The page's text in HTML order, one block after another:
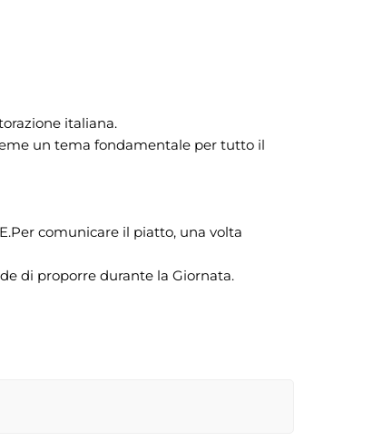
italiana.
un tema fondamentale per tutto il
comunicare il piatto, una volta
di proporre durante la Giornata.